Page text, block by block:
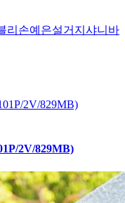
리 손예은설거지 샤니 바
2V/829MB)